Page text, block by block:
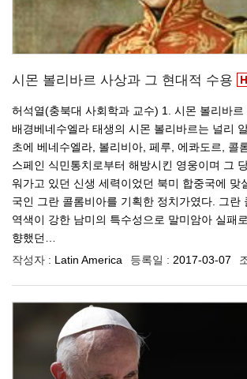
시몬 볼리바르 사상과 그 현대적 수용
허석열(충북대 사회학과 교수) 1. 시몬 볼리바르
배경베네수엘라 태생의 시몬 볼리바르는 널리
초에 베네수엘라, 볼리비아, 페루, 에콰도르, 콜
스페인 식민통치로부터 해방시킨 영웅이며 그
워가고 있던 신생 세력이었던 북미 합중국에 맞
국인 그란 콜롬비아를 기획한 정치가였다. 그란
역색이 강한 남미의 특수성으로 말미암아 실패
향했던…
작성자 : Latin America 등록일 : 2017-03-07